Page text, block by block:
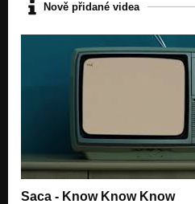
Nově přidané videa
Saca - Know Know Know